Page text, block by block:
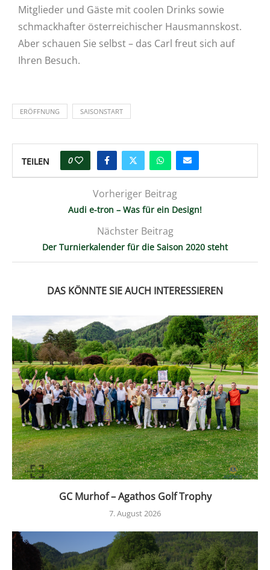
Mitglieder und Gäste mit coolen Drinks sowie
schmackhafter österreichischer Hausmannskost.
Aber schauen Sie selbst – das Carl freut sich auf
Ihren Besuch.
ERÖFFNUNG SAISONSTART
TEILEN 0
Vorheriger Beitrag
Audi e-tron – Was für ein Design!
Nächster Beitrag
Der Turnierkalender für die Saison 2020 steht
DAS KÖNNTE SIE AUCH INTERESSIEREN
GC Murhof – Agathos Golf Trophy
7. August 2026